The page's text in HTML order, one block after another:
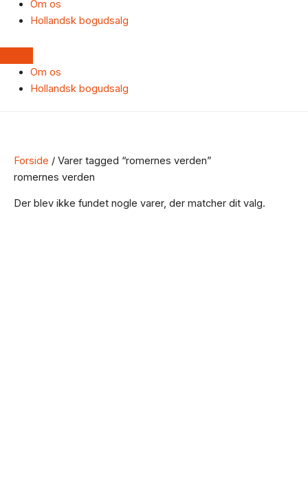
Om os
Hollandsk bogudsalg
Om os
Hollandsk bogudsalg
Forside / Varer tagged “romernes verden”
romernes verden
Der blev ikke fundet nogle varer, der matcher dit valg.